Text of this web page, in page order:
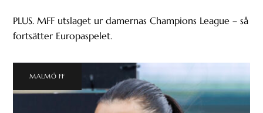
PLUS. MFF utslaget ur damernas Champions League – så
fortsätter Europaspelet.
MALMÖ FF